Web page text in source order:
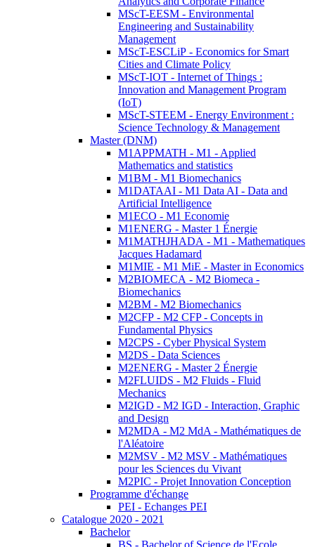
MScT-EESM - Environmental
Engineering and Sustainability
Management
MScT-ESCLiP - Economics for Smart
Cities and Climate Policy
MScT-IOT - Internet of Things :
Innovation and Management Program
(IoT)
MScT-STEEM - Energy Environment :
Science Technology & Management
Master (DNM)
M1APPMATH - M1 - Applied
Mathematics and statistics
M1BM - M1 Biomechanics
M1DATAAI - M1 Data AI - Data and
Artificial Intelligence
M1ECO - M1 Economie
M1ENERG - Master 1 Énergie
M1MATHJHADA - M1 - Mathematiques
Jacques Hadamard
M1MIE - M1 MiE - Master in Economics
M2BIOMECA - M2 Biomeca -
Biomechanics
M2BM - M2 Biomechanics
M2CFP - M2 CFP - Concepts in
Fundamental Physics
M2CPS - Cyber Physical System
M2DS - Data Sciences
M2ENERG - Master 2 Énergie
M2FLUIDS - M2 Fluids - Fluid
Mechanics
M2IGD - M2 IGD - Interaction, Graphic
and Design
M2MDA - M2 MdA - Mathématiques de
l'Aléatoire
M2MSV - M2 MSV - Mathématiques
pour les Sciences du Vivant
M2PIC - Projet Innovation Conception
Programme d'échange
PEI - Echanges PEI
Catalogue 2020 - 2021
Bachelor
BS - Bachelor of Science de l'Ecole